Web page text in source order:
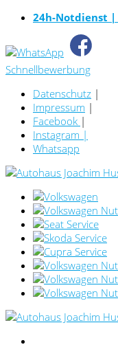
24h-Notdienst |
Schnellbewerbung
Datenschutz |
Impressum |
Facebook |
Instagram |
Whatsapp